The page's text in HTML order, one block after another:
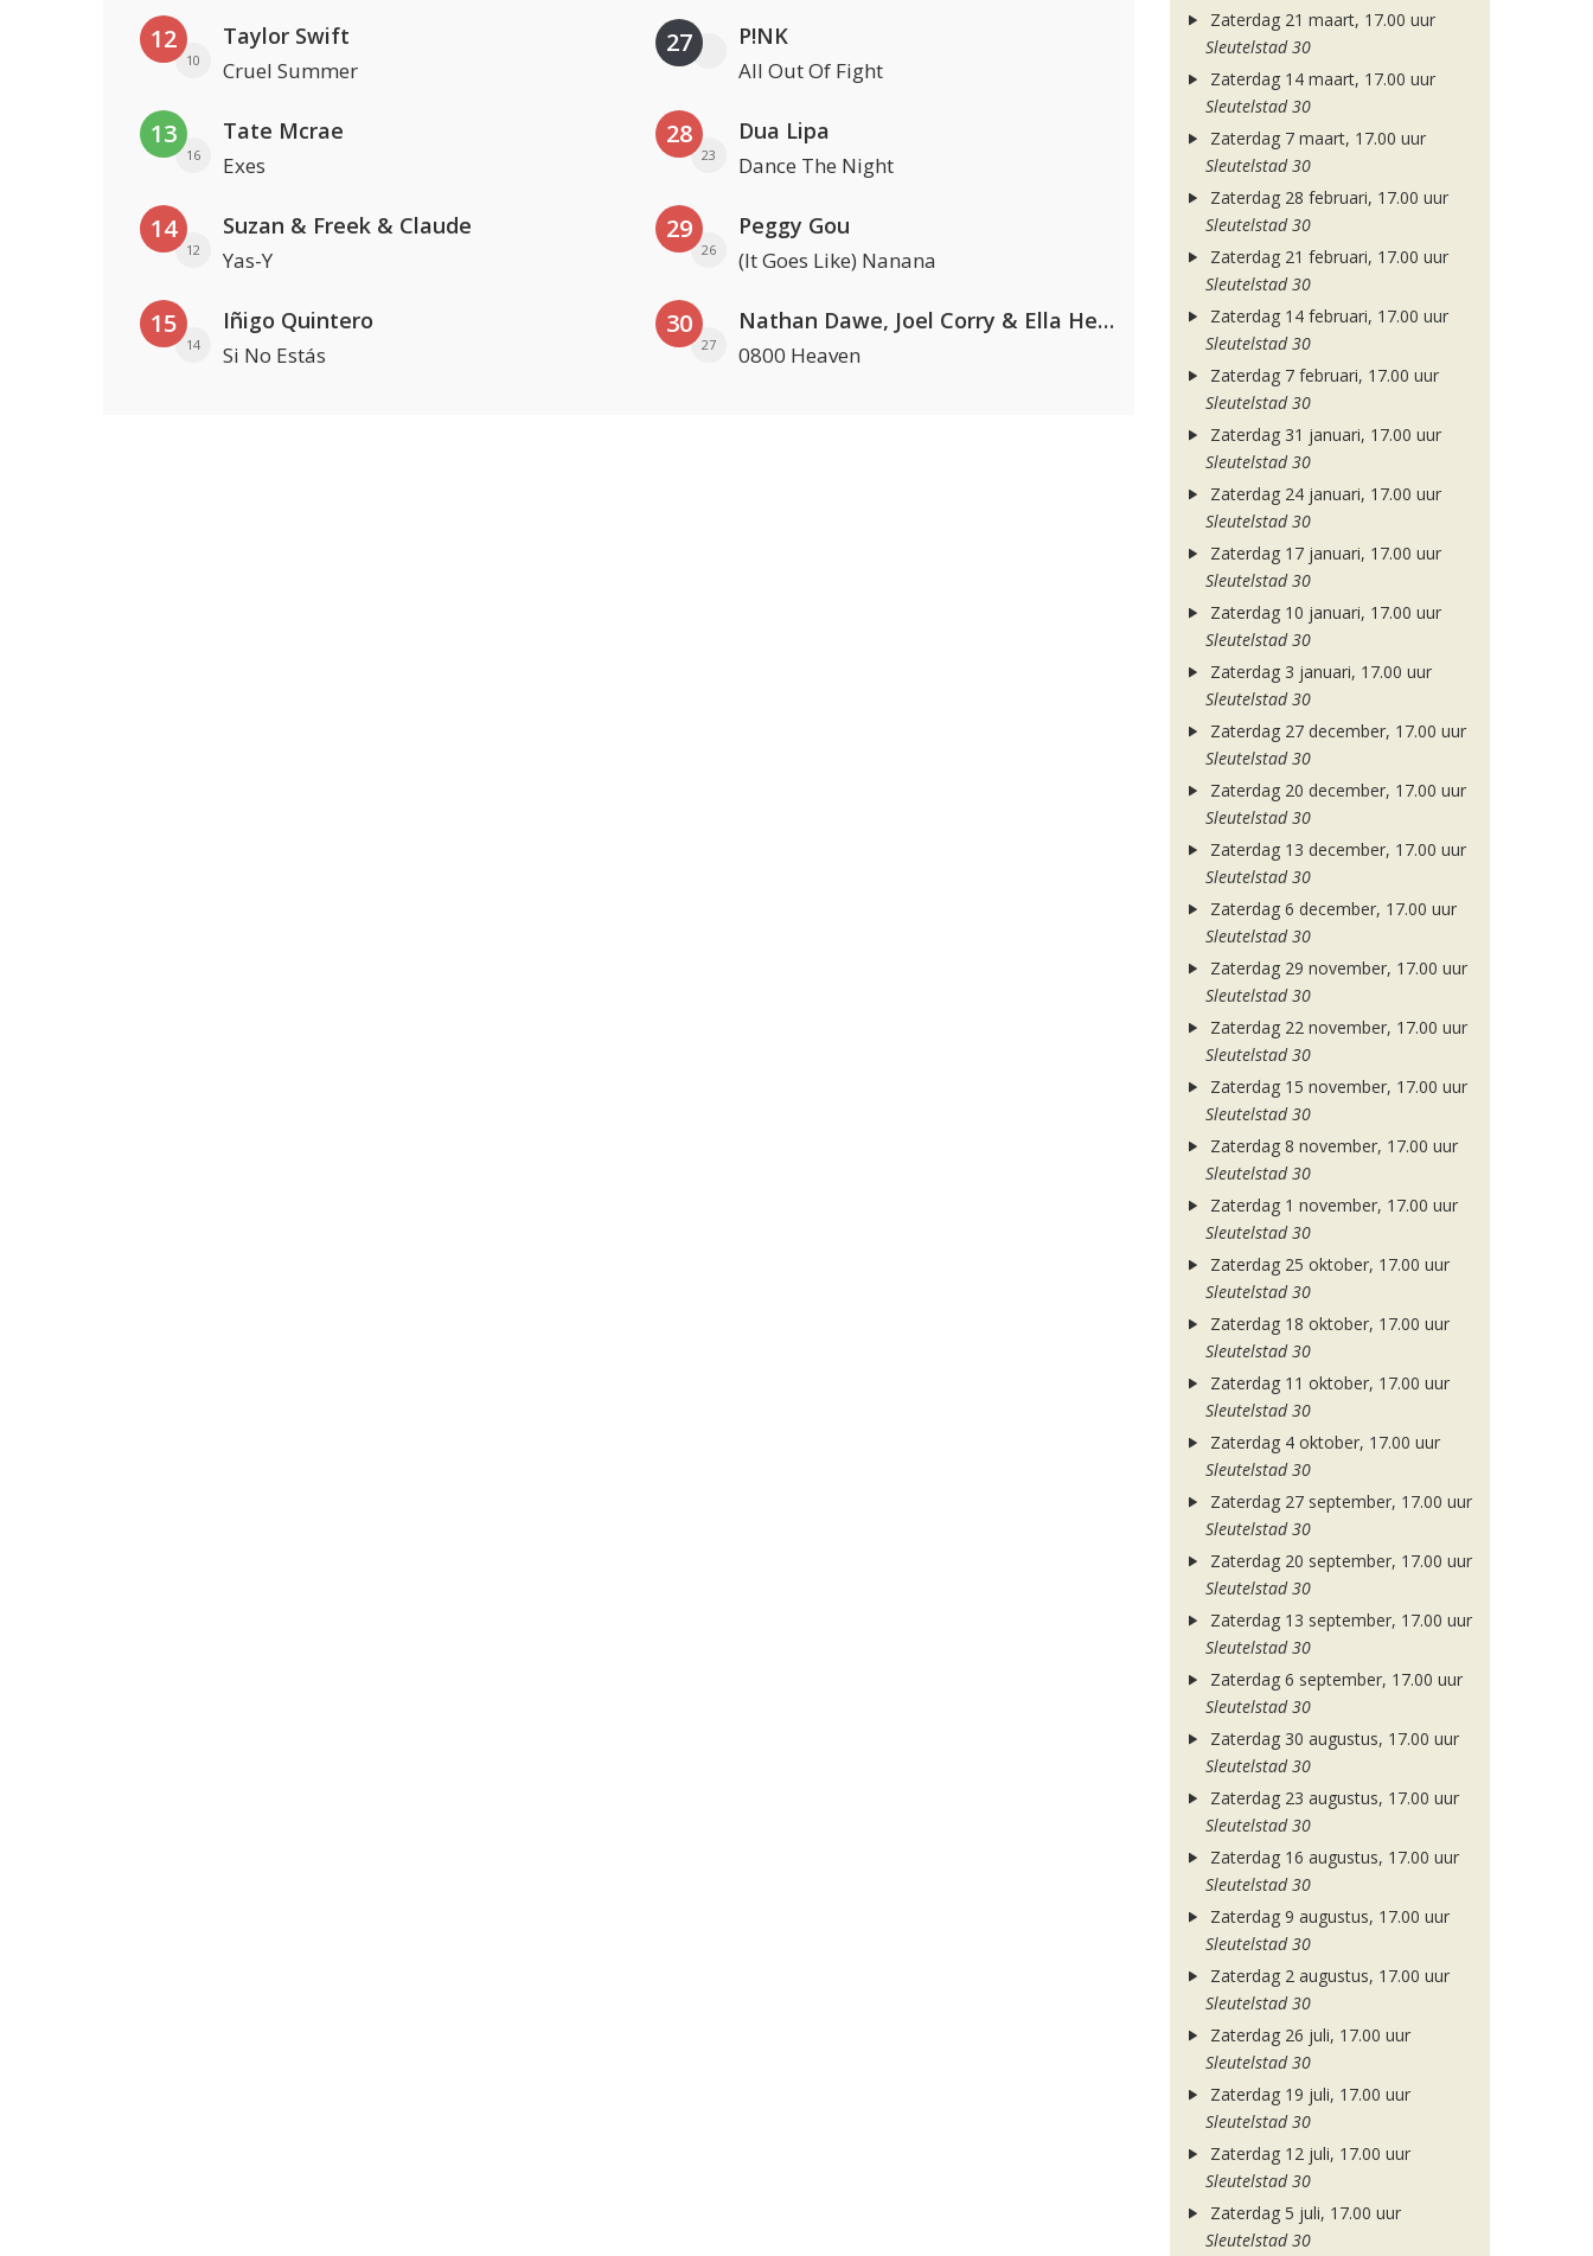
12
10
Taylor Swift
Cruel Summer
13
16
Tate Mcrae
Exes
14
12
Suzan & Freek & Claude
Yas-Y
15
14
Iñigo Quintero
Si No Estás
27 P!NK
All Out Of Fight
28
23
Dua Lipa
Dance The Night
29
26
Peggy Gou
(It Goes Like) Nanana
30
27
Nathan Dawe, Joel Corry & Ella Henderson
0800 Heaven
Zaterdag 21 maart, 17.00 uur
Sleutelstad 30
Zaterdag 14 maart, 17.00 uur
Sleutelstad 30
Zaterdag 7 maart, 17.00 uur
Sleutelstad 30
Zaterdag 28 februari, 17.00 uur
Sleutelstad 30
Zaterdag 21 februari, 17.00 uur
Sleutelstad 30
Zaterdag 14 februari, 17.00 uur
Sleutelstad 30
Zaterdag 7 februari, 17.00 uur
Sleutelstad 30
Zaterdag 31 januari, 17.00 uur
Sleutelstad 30
Zaterdag 24 januari, 17.00 uur
Sleutelstad 30
Zaterdag 17 januari, 17.00 uur
Sleutelstad 30
Zaterdag 10 januari, 17.00 uur
Sleutelstad 30
Zaterdag 3 januari, 17.00 uur
Sleutelstad 30
Zaterdag 27 december, 17.00 uur
Sleutelstad 30
Zaterdag 20 december, 17.00 uur
Sleutelstad 30
Zaterdag 13 december, 17.00 uur
Sleutelstad 30
Zaterdag 6 december, 17.00 uur
Sleutelstad 30
Zaterdag 29 november, 17.00 uur
Sleutelstad 30
Zaterdag 22 november, 17.00 uur
Sleutelstad 30
Zaterdag 15 november, 17.00 uur
Sleutelstad 30
Zaterdag 8 november, 17.00 uur
Sleutelstad 30
Zaterdag 1 november, 17.00 uur
Sleutelstad 30
Zaterdag 25 oktober, 17.00 uur
Sleutelstad 30
Zaterdag 18 oktober, 17.00 uur
Sleutelstad 30
Zaterdag 11 oktober, 17.00 uur
Sleutelstad 30
Zaterdag 4 oktober, 17.00 uur
Sleutelstad 30
Zaterdag 27 september, 17.00 uur
Sleutelstad 30
Zaterdag 20 september, 17.00 uur
Sleutelstad 30
Zaterdag 13 september, 17.00 uur
Sleutelstad 30
Zaterdag 6 september, 17.00 uur
Sleutelstad 30
Zaterdag 30 augustus, 17.00 uur
Sleutelstad 30
Zaterdag 23 augustus, 17.00 uur
Sleutelstad 30
Zaterdag 16 augustus, 17.00 uur
Sleutelstad 30
Zaterdag 9 augustus, 17.00 uur
Sleutelstad 30
Zaterdag 2 augustus, 17.00 uur
Sleutelstad 30
Zaterdag 26 juli, 17.00 uur
Sleutelstad 30
Zaterdag 19 juli, 17.00 uur
Sleutelstad 30
Zaterdag 12 juli, 17.00 uur
Sleutelstad 30
Zaterdag 5 juli, 17.00 uur
Sleutelstad 30